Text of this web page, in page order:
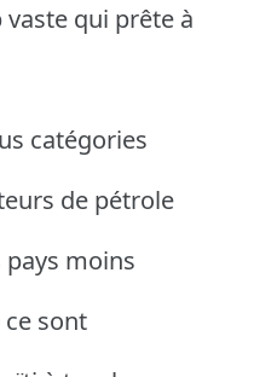
qui prête à
catégories
de pétrole
pays moins
ce sont